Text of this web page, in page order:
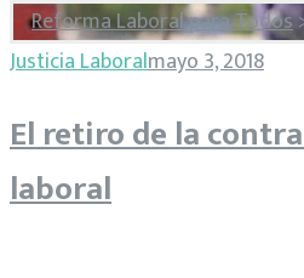
Reforma Laboral para Todos
Etiqueta:
ANAD
Justicia Laboralmayo 3, 2018
El retiro de la
laboral